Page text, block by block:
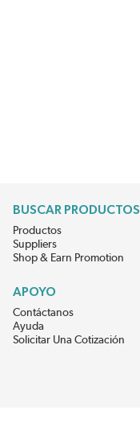
BUSCAR PRODUCTOS
Productos
Suppliers
Shop & Earn Promotion
APOYO
Contáctanos
Ayuda
Solicitar Una Cotización